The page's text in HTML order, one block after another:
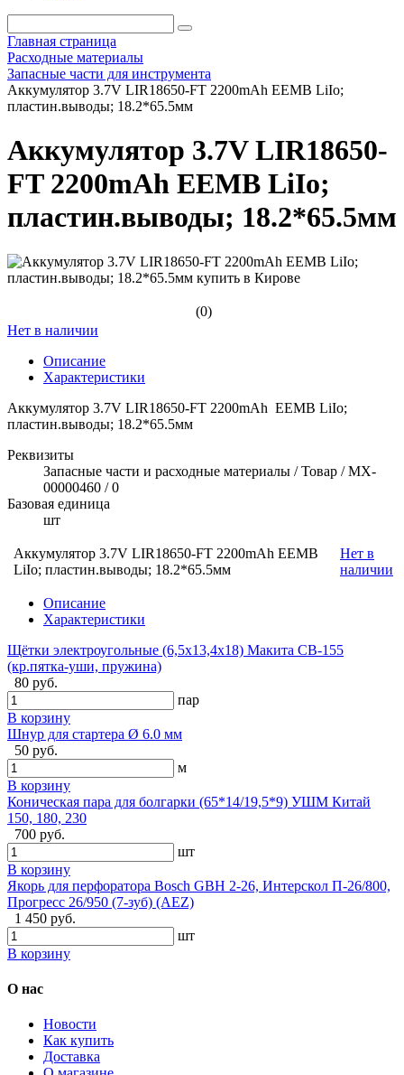
Главная страница
Расходные материалы
Запасные части для инструмента
Аккумулятор 3.7V LIR18650-FT 2200mAh EEMB LiIo;
пластин.выводы; 18.2*65.5мм
Аккумулятор 3.7V LIR18650-
FT 2200mAh EEMB LiIo;
пластин.выводы; 18.2*65.5мм
(0)
Нет в наличии
Описание
Характеристики
Аккумулятор 3.7V LIR18650-FT 2200mAh EEMB LiIo;
пластин.выводы; 18.2*65.5мм
Реквизиты
Запасные части и расходные материалы / Товар / MX-
00000460 / 0
Базовая единица
шт
Аккумулятор 3.7V LIR18650-FT 2200mAh EEMB
LiIo; пластин.выводы; 18.2*65.5мм
Нет в
наличии
Описание
Характеристики
Щётки электроугольные (6,5х13,4х18) Макита CB-155
(кр.пятка-уши, пружина)
80 руб.
пар
В корзину
Шнур для стартера Ø 6.0 мм
50 руб.
м
В корзину
Коническая пара для болгарки (65*14/19,5*9) УШМ Китай
150, 180, 230
700 руб.
шт
В корзину
Якорь для перфоратора Bosch GBH 2-26, Интерскол П-26/800,
Прогресс 26/950 (7-зуб) (AEZ)
1 450 руб.
шт
В корзину
О нас
Новости
Как купить
Доставка